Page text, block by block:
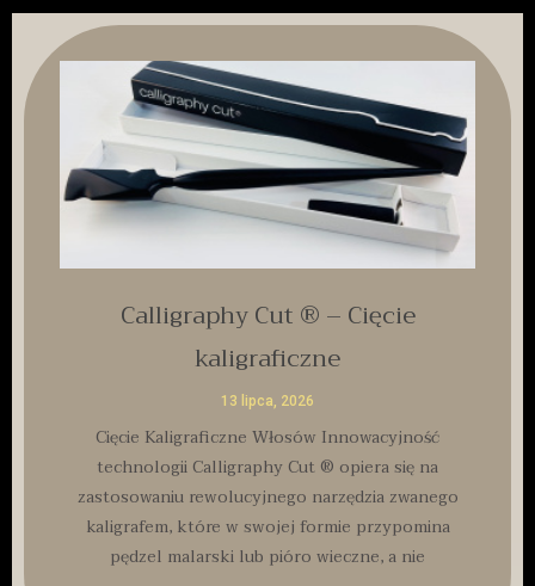
Calligraphy Cut ® – Cięcie
kaligraficzne
13 lipca, 2026
Cięcie Kaligraficzne Włosów Innowacyjność
technologii Calligraphy Cut ® opiera się na
zastosowaniu rewolucyjnego narzędzia zwanego
kaligrafem, które w swojej formie przypomina
pędzel malarski lub pióro wieczne, a nie